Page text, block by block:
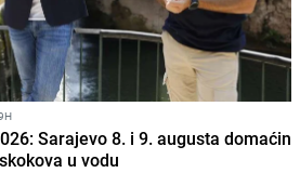
Sarajevo 8. i 9. augusta domaćin
u vodu